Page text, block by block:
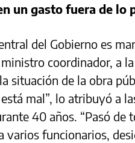
un gasto fuera de lo
del Gobierno es
coordinador, a
situación de la obra
mal”, lo atribuyó a
40 años. “Pasó
varios funcionarios,